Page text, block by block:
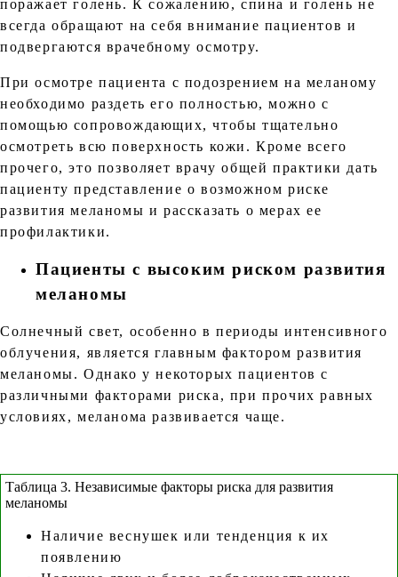
поражает голень. К сожалению, спина и голень не
всегда обращают на себя внимание пациентов и
подвергаются врачебному осмотру.
При осмотре пациента с подозрением на меланому
необходимо раздеть его полностью, можно с
помощью сопровождающих, чтобы тщательно
осмотреть всю поверхность кожи. Кроме всего
прочего, это позволяет врачу общей практики дать
пациенту представление о возможном риске
развития меланомы и рассказать о мерах ее
профилактики.
Пациенты с высоким риском развития
меланомы
Солнечный свет, особенно в периоды интенсивного
облучения, является главным фактором развития
меланомы. Однако у некоторых пациентов с
различными факторами риска, при прочих равных
условиях, меланома развивается чаще.
Таблица 3. Независимые факторы риска для развития
меланомы
Наличие веснушек или тенденция к их
появлению